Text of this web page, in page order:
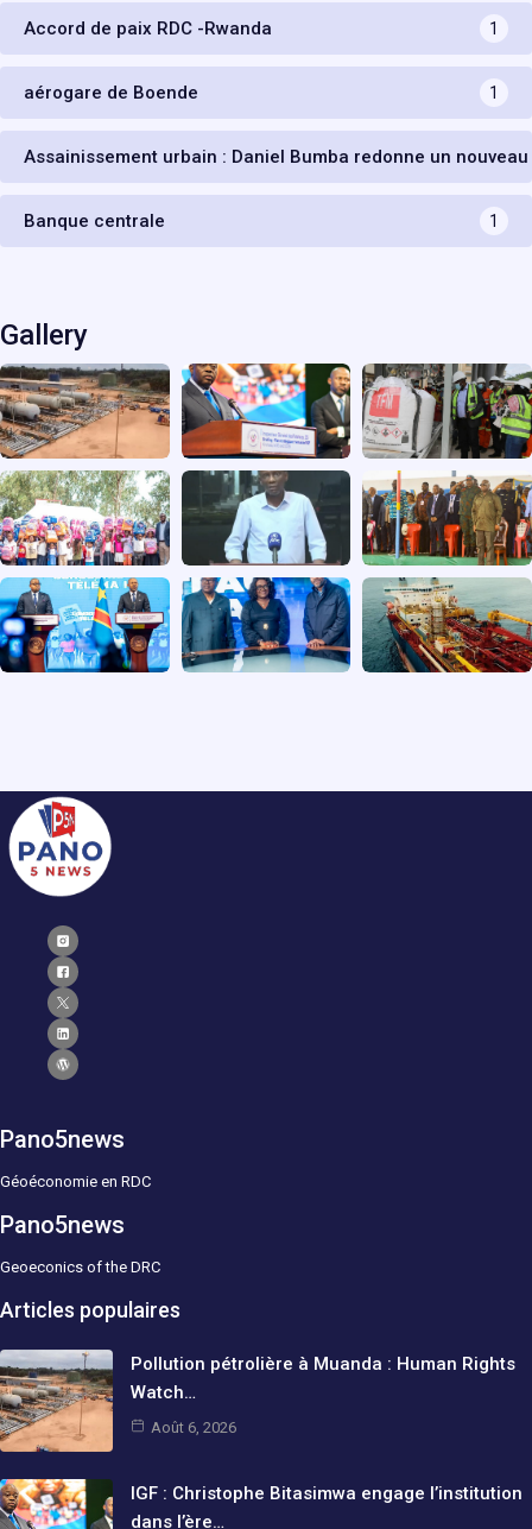
Accord de paix RDC -Rwanda 1
aérogare de Boende 1
Assainissement urbain : Daniel Bumba redonne un
Banque centrale 1
Gallery
Pano5news
Géoéconomie en RDC
Pano5news
Geoeconics of the DRC
Articles populaires
Pollution pétrolière à Muanda : Human Rights
Watch…
Août 6, 2026
IGF : Christophe Bitasimwa engage l’institution
dans l’ère…